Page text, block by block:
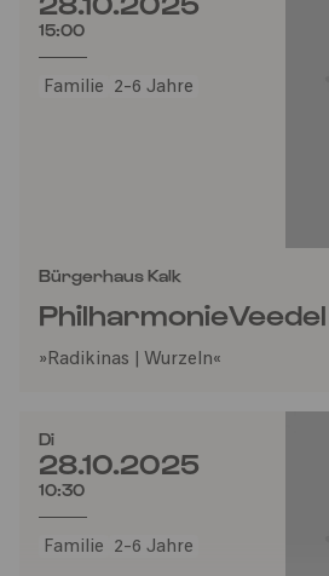
15:00
Familie 2-6 Jahre
Bürgerhaus Kalk
»Radikinas | Wurzeln«
Di
28.10.2025
10:30
Familie 2-6 Jahre